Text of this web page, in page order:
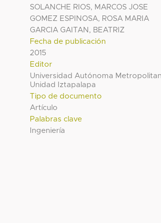
SOLANCHE RIOS, MARCOS JOSE
GOMEZ ESPINOSA, ROSA MARIA
GARCIA GAITAN, BEATRIZ
Fecha de publicación
2015
Editor
Universidad Autónoma
Unidad Iztapalapa
Tipo de documento
Artículo
Palabras clave
Ingeniería